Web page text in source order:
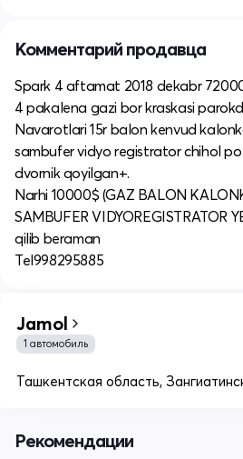
Комментарий продавца
Spark 4 aftamat 2018 dekabr
4 pakalena gazi bor kraskasi
Navarotlari 15r balon kenvud
sambufer vidyo registrator chihol
dvornik qoyilgan+.
Narhi 10000$ (GAZ BALON
SAMBUFER VIDYOREGISTRATOR
qilib beraman
Tel998295885
Jamol
1 автомобиль
Ташкентская область,
Рекомендации